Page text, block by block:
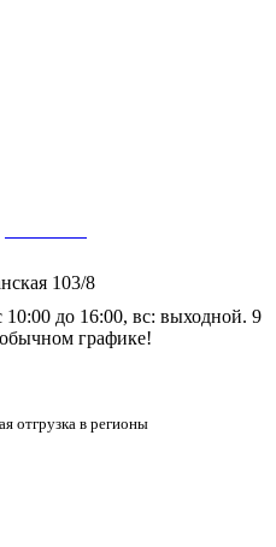
103/8
10:00 до 16:00, вс: выходной. 9
графике!
отгрузка в регионы